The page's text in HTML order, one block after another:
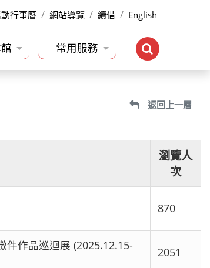
行事曆 網站導覽 續借 English
常用服務
返回上一層
瀏覽人
次
870
件作品巡迴展 (2025.12.15-
2051